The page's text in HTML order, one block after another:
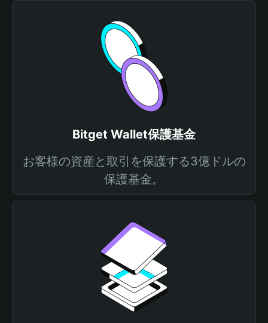
Bitget Wallet保護基金
お客様の資産と取引を保護する3億ドルの
保護基金。